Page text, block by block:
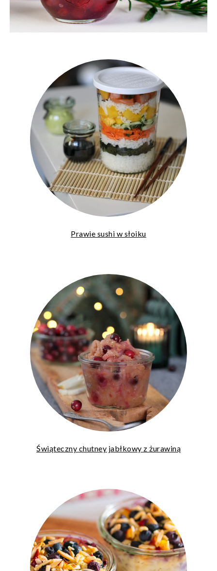
Czekoladowy krem z awokado z owocami
Prawie sushi w słoiku
Świąteczny chutney jabłkowy z żurawiną